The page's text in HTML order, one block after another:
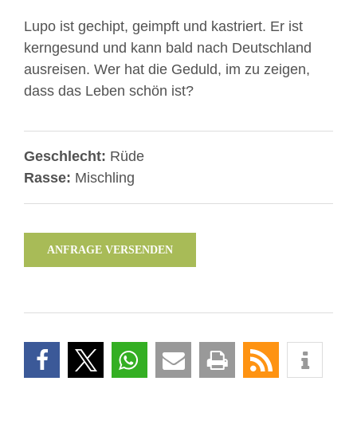
Lupo ist gechipt, geimpft und kastriert. Er ist
kerngesund und kann bald nach Deutschland
ausreisen. Wer hat die Geduld, im zu zeigen,
dass das Leben schön ist?
Geschlecht: Rüde
Rasse: Mischling
ANFRAGE VERSENDEN